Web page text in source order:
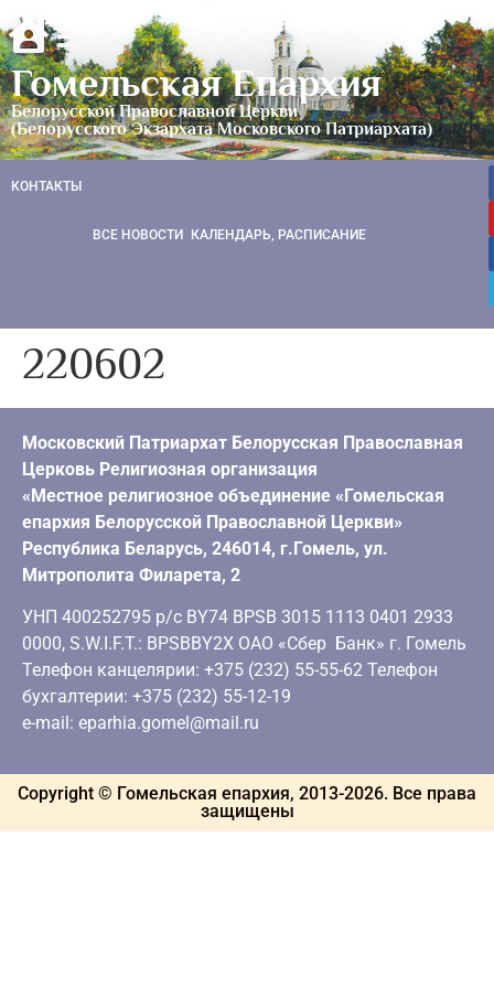
Гомельская Епархия
Белорусской Православной Церкви
(Белорусского Экзархата Московского Патриархата)
КОНТАКТЫ
ВСЕ НОВОСТИ КАЛЕНДАРЬ, РАСПИСАНИЕ
220602
Московский Патриархат Белорусская Православная
Церковь Религиозная организация
«Местное религиозное объединение «Гомельская
епархия Белорусской Православной Церкви»
Республика Беларусь, 246014, г.Гомель, ул.
Митрополита Филарета, 2
УНП 400252795 р/с BY74 BPSB 3015 1113 0401 2933
0000, S.W.I.F.T.: BPSBBY2X ОАО «Сбер Банк» г. Гомель
Телефон канцелярии: +375 (232) 55-55-62 Телефон
бухгалтерии: +375 (232) 55-12-19
e-mail: eparhia.gomel@mail.ru
Copyright © Гомельская епархия, 2013-2026. Все права
защищены